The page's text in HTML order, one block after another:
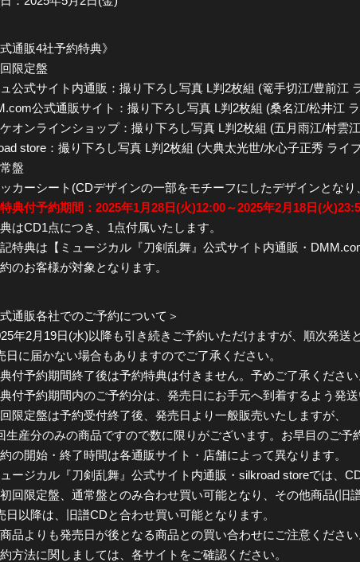
式通販4社予約特典》
回限定盤
公式サイト内通販：撮り下ろし写真 L判2枚組 (篭手切江/豊前江
公式通販サイト：撮り下ろし写真 L判2枚組 (桑名江/松井江
オンラインショップ：撮り下ろし写真 L判2枚組 (五月雨江/村雲
store：撮り下ろし写真 L判2枚組 (大典太光世/水心子正秀 ライ
盤
カーシート(CDデザインの一部をモチーフにしたデザインとな
典付予約期間：2025年1月28日(火)12:00～2025年2月18日(火
はCD1点につき、1点付属いたします。
特典は【ミュージカル『刀剣乱舞』公式サイト内通販・
のお客様が対象となります。
通販各社でのご予約について＞
年2月19日(水)以降も引き続きご予約いただけますが、順次発送
日に届かない場合もありますのでご了承ください。
付予約期間終了後は予約特典は付きません。予めご了承ください
付予約期間内のご予約分は、発売日にお手元へ到着するよう発
限定盤は予約受付終了後、発売日より一般販売いたしますが、
生産分のみの商品ですので数に限りがございます。お早目のご予
の開始・終了時間は各通販サイト・店舗によって異なります。
ージカル『刀剣乱舞』公式サイト内通販・silkroad storeでは、
回限定盤、通常盤とのみ合わせ買い可能となり、その他商品(旧
日以降は、旧譜CDと合わせ買い可能となります。
品よりも発売日が後となる商品との買い合わせにご注意ください
方法に関しましては、各サイトをご確認ください。